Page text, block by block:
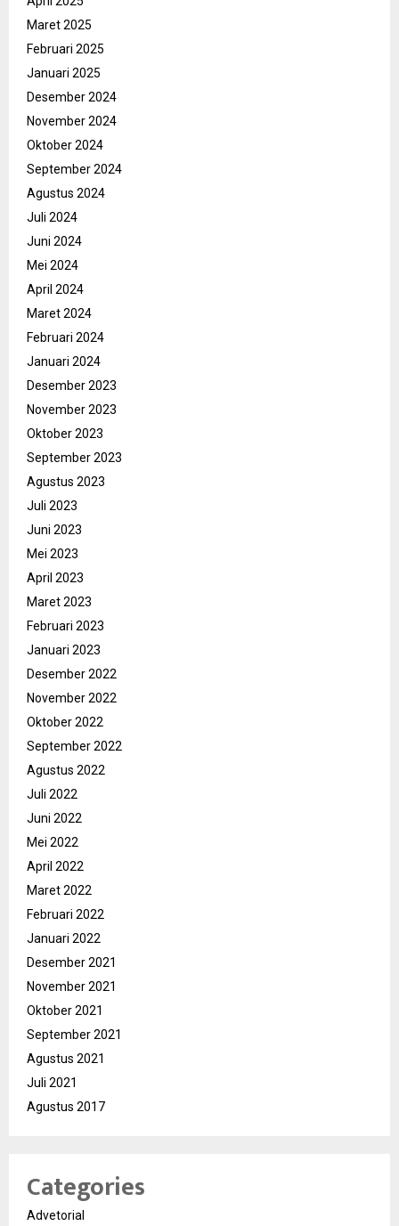
Maret 2025
Februari 2025
Januari 2025
Desember 2024
November 2024
Oktober 2024
September 2024
Agustus 2024
Juli 2024
Juni 2024
Mei 2024
April 2024
Maret 2024
Februari 2024
Januari 2024
Desember 2023
November 2023
Oktober 2023
September 2023
Agustus 2023
Juli 2023
Juni 2023
Mei 2023
April 2023
Maret 2023
Februari 2023
Januari 2023
Desember 2022
November 2022
Oktober 2022
September 2022
Agustus 2022
Juli 2022
Juni 2022
Mei 2022
April 2022
Maret 2022
Februari 2022
Januari 2022
Desember 2021
November 2021
Oktober 2021
September 2021
Agustus 2021
Juli 2021
Agustus 2017
Categories
Advetorial